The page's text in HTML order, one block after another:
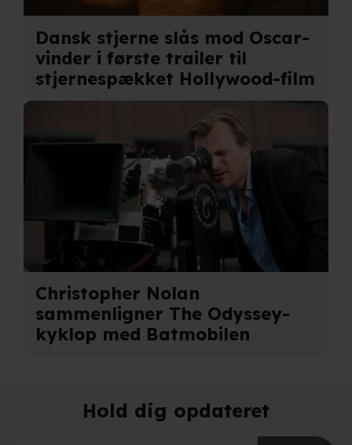
Når vi anvender cookies, behandler vi kortvarigt din IP-
adresse. IP-adressen kan blive delt med vores
partnere.Du kan læse mere om vores brug af cookies og
Dansk stjerne slås mod Oscar-
vinder i første trailer til
stjernespækket Hollywood-film
Christopher Nolan
sammenligner The Odyssey-
kyklop med Batmobilen
Hold dig opdateret